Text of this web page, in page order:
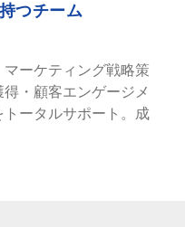
つチーム
ーケティング戦略策
・顧客エンゲージメ
ータルサポート。成